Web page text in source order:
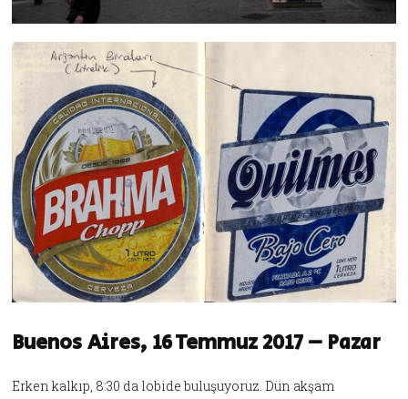
Buenos Aires, 16 Temmuz 2017 – Pazar
Erken kalkıp, 8:30 da lobide buluşuyoruz. Dün akşam